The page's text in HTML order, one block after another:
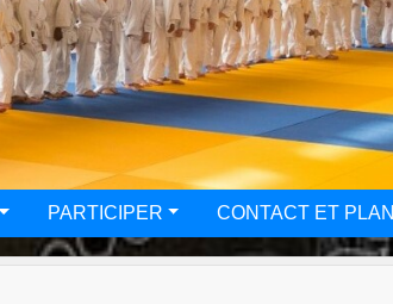
PARTICIPER CONTACT ET PLAN